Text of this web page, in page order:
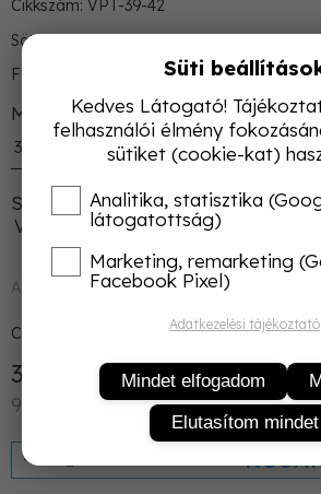
Cikkszám: VPT-39-42
Söt.kék, söt.szürke, fekete, khaki zöld
Férfi pamut térdzokni 4 színben
Méret
39-42
Szín
Vegyes 4 szín
Azonnal raktárról
Csomagolás: db/Csomag
3 960 Ft Nettó: 3 118 Ft
990 Ft/db
Süti
Kedves Látogató!
felhasználói élmény
sütiket (cookie-kat)
Analitika, statisztika
látogatottság)
Marketing, remarketing
Facebook Pixel)
Adatkezelési tájékoztató
Mindet elfogadom
Elutasítom mindet